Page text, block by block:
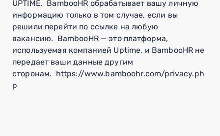
UPTIME. BambooHR обрабатывает вашу личную
информацию только в том случае, если вы
решили перейти по ссылке на любую
вакансию. BambooHR — это платформа,
используемая компанией Uptime, и BambooHR не
передает ваши данные другим
сторонам. https://www.bamboohr.com/privacy.ph
p